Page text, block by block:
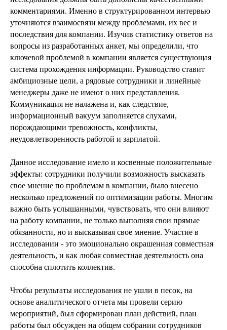
комментариями. Именно в структурированном интервью
уточняются взаимосвязи между проблемами, их вес и
последствия для компании. Изучив статистику ответов на
вопросы из разработанных анкет, мы определили, что
ключевой проблемой в компании является существующая
система прохождения информации. Руководство ставит
амбициозные цели, а рядовые сотрудники и линейные
менеджеры даже не имеют о них представления.
Коммуникация не налажена и, как следствие,
информационный вакуум заполняется слухами,
порождающими тревожность, конфликты,
неудовлетворенность работой и зарплатой.
Данное исследование имело и косвенные положительные
эффекты: сотрудники получили возможность высказать
свое мнение по проблемам в компании, было внесено
несколько предложений по оптимизации работы. Многим
важно быть услышанными, чувствовать, что они влияют
на работу компании, не только выполняя свои прямые
обязанности, но и высказывая свое мнение. Участие в
исследовании - это эмоционально окрашенная совместная
деятельность, и как любая совместная деятельность она
способна сплотить коллектив.
Чтобы результаты исследования не ушли в песок, на
основе аналитического отчета мы провели серию
мероприятий, был сформирован план действий, план
работы был обсужден на общем собрании сотрудников